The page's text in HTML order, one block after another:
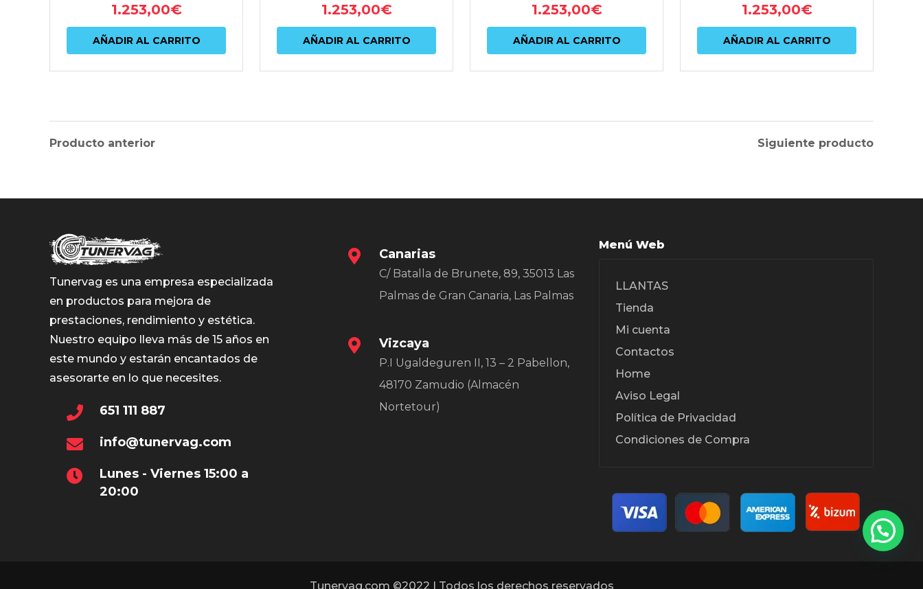
1.253,00€
AÑADIR AL CARRITO
1.253,00€
AÑADIR AL CARRITO
1.253,00€
AÑADIR AL CARRITO
1.253,00€
AÑADIR AL CARRITO
Producto anterior Siguiente producto
Tunervag es una empresa especializada
en productos para mejora de
prestaciones, rendimiento y estética.
Nuestro equipo lleva más de 15 años en
este mundo y estarán encantados de
asesorarte en lo que necesites.
651 111 887
info@tunervag.com
Lunes - Viernes 15:00 a
20:00
Canarias
C/ Batalla de Brunete, 89, 35013 Las
Palmas de Gran Canaria, Las Palmas
Vizcaya
P.I Ugaldeguren II, 13 – 2 Pabellon,
48170 Zamudio (Almacén
Nortetour)
Menú Web
LLANTAS
Tienda
Mi cuenta
Contactos
Home
Aviso Legal
Política de Privacidad
Condiciones de Compra
Tunervag.com ©2022 | Todos los derechos reservados